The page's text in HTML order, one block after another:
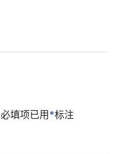
必填项已用*标注